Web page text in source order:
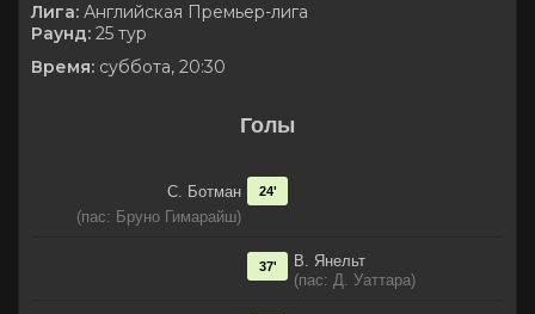
Лига: Английская Премьер-лига
Раунд: 25 тур
Время: суббота, 20:30
Голы
С. Ботман
(пас: Бруно Гимарайш)
24'
В. Янельт
(пас: Д. Уаттара)
37'